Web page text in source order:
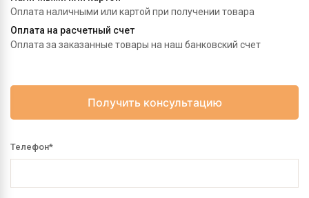
Оплата наличными или картой при получении товара
Оплата на расчетный счет
Оплата за заказанные товары на наш банковский счет
Получить консультацию
Телефон*